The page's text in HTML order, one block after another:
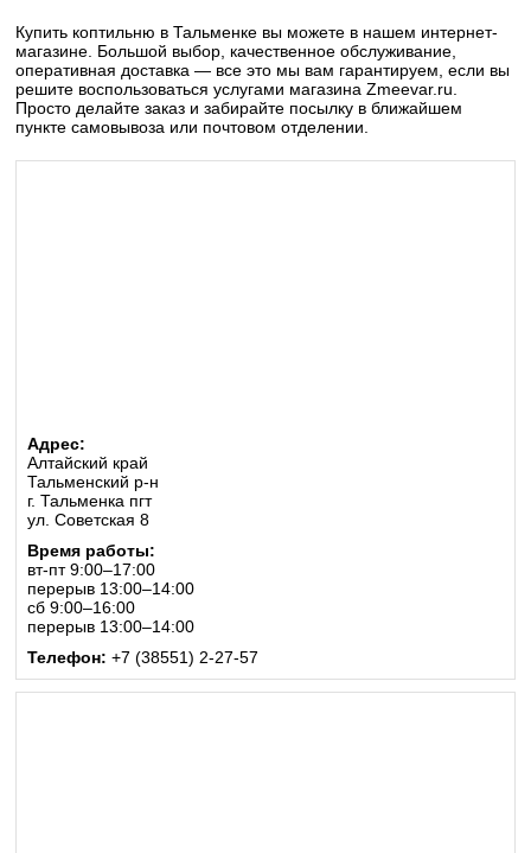
Купить коптильню в Тальменке вы можете в нашем интернет-
магазине. Большой выбор, качественное обслуживание,
оперативная доставка — все это мы вам гарантируем, если вы
решите воспользоваться услугами магазина Zmeevar.ru.
Просто делайте заказ и забирайте посылку в ближайшем
пункте самовывоза или почтовом отделении.
Адрес:
Алтайский край
Тальменский р-н
г. Тальменка пгт
ул. Советская 8
Время работы:
вт-пт 9:00–17:00
перерыв 13:00–14:00
сб 9:00–16:00
перерыв 13:00–14:00
Телефон: +7 (38551) 2-27-57